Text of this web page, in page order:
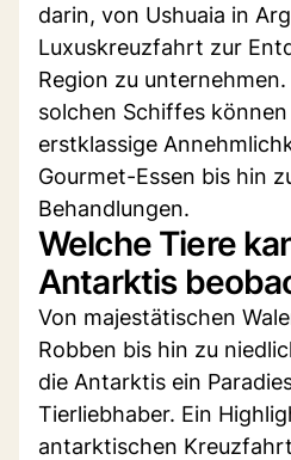
darin, von Ushuaia in
Luxuskreuzfahrt zur
Region zu
solchen Schiffes können
erstklassige
Gourmet-Essen bis hin
Behandlungen.
Welche Tiere
Antarktis
Von majestätischen
Robben bis hin zu
die Antarktis ein
Tierliebhaber. Ein
antarktischen